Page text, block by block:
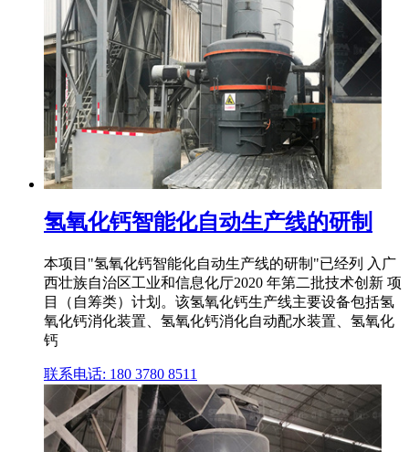
氢氧化钙智能化自动生产线的研制
本项目"氢氧化钙智能化自动生产线的研制"已经列 入广
西壮族自治区工业和信息化厅2020 年第二批技术创新 项
目（自筹类）计划。该氢氧化钙生产线主要设备包括氢
氧化钙消化装置、氢氧化钙消化自动配水装置、氢氧化
钙
联系电话: 180 3780 8511